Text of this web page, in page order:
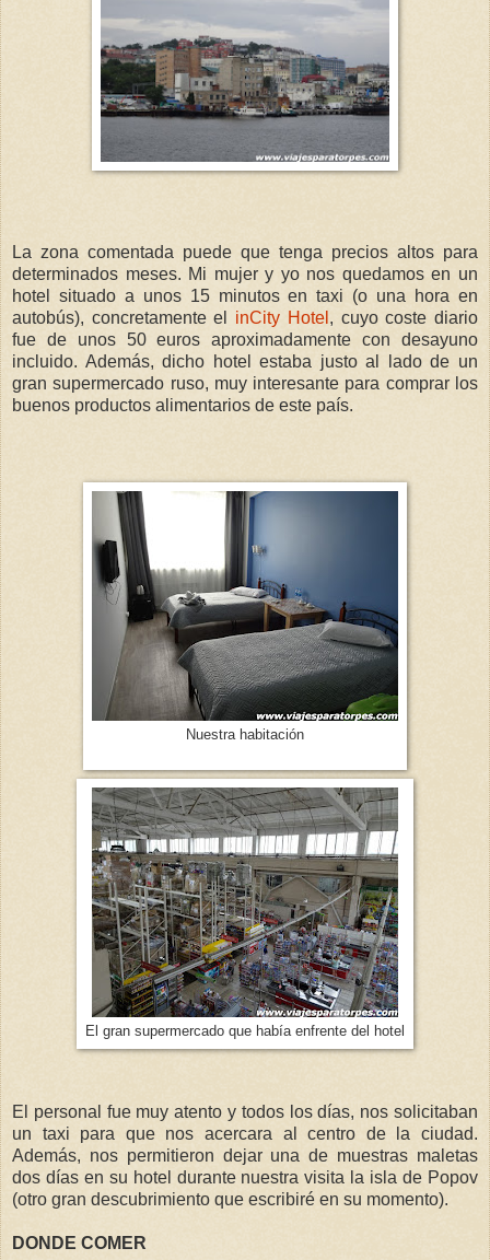
La zona comentada puede que tenga precios altos para
determinados meses. Mi mujer y yo nos quedamos en un
hotel situado a unos 15 minutos en taxi (o una hora en
autobús), concretamente el inCity Hotel , cuyo coste diario
fue de unos 50 euros aproximadamente con desayuno
incluido. Además, dicho hotel estaba justo al lado de un
gran supermercado ruso, muy interesante para comprar los
buenos productos alimentarios de este país.
Nuestra habitación
El gran supermercado que había enfrente del hotel
El personal fue muy atento y todos los días, nos solicitaban
un taxi para que nos acercara al centro de la ciudad.
Además, nos permitieron dejar una de muestras maletas
dos días en su hotel durante nuestra visita la isla de Popov
(otro gran descubrimiento que escribiré en su momento).
DONDE COMER